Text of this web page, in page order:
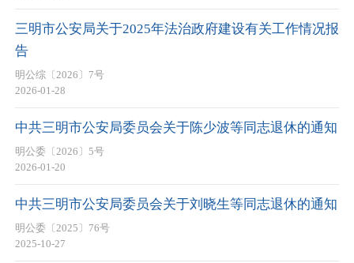
三明市公安局关于2025年法治政府建设有关工作情况报
告
明公综〔2026〕7号
2026-01-28
中共三明市公安局委员会关于陈少波等同志退休的通知
明公委〔2026〕5号
2026-01-20
中共三明市公安局委员会关于刘晓生等同志退休的通知
明公委〔2025〕76号
2025-10-27